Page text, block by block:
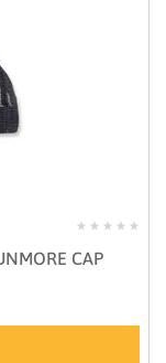
CAP